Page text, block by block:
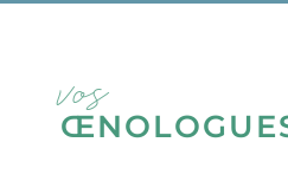
vos